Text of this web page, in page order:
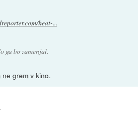
heat-...
ga bo zamenjal.
grem v kino.